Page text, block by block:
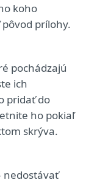
koho
prílohy.
pochádzajú
ich
pridať do
ho pokiaľ
skrýva.
nedostávať